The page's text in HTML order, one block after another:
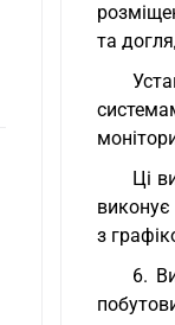
та
Ці
виконує
з
6.